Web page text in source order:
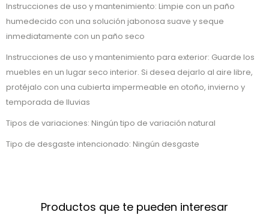
Instrucciones de uso y mantenimiento: Limpie con un paño
humedecido con una solución jabonosa suave y seque
inmediatamente con un paño seco
Instrucciones de uso y mantenimiento para exterior: Guarde los
muebles en un lugar seco interior. Si desea dejarlo al aire libre,
protéjalo con una cubierta impermeable en otoño, invierno y
temporada de lluvias
Tipos de variaciones: Ningún tipo de variación natural
Tipo de desgaste intencionado: Ningún desgaste
Productos que te pueden interesar